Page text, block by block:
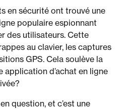
en sécurité ont trouvé une
populaire espionnant
des utilisateurs. Cette
au clavier, les captures
GPS. Cela soulève la
application d’achat en ligne
question, et c’est une